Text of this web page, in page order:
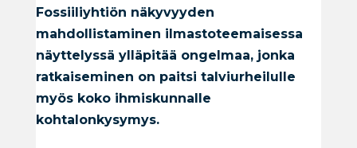
Fossiiliyhtiön näkyvyyden
mahdollistaminen ilmastoteemaisessa
näyttelyssä ylläpitää ongelmaa, jonka
ratkaiseminen on paitsi talviurheilulle
myös koko ihmiskunnalle
kohtalonkysymys.